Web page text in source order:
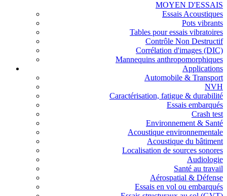
MOYEN D'ESSAIS
Essais Acoustiques
Pots vibrants
Tables pour essais vibratoires
Contrôle Non Destructif
Corrélation d'images (DIC)
Mannequins anthropomorphiques
Applications
Automobile & Transport
NVH
Caractérisation, fatigue & durabilité
Essais embarqués
Crash test
Environnement & Santé
Acoustique environnementale
Acoustique du bâtiment
Localisation de sources sonores
Audiologie
Santé au travail
Aérospatial & Défense
Essais en vol ou embarqués